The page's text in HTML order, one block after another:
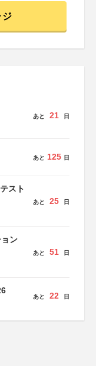
あと 21 日
あと 125 日
スト
あと 25 日
ン
あと 51 日
あと 22 日